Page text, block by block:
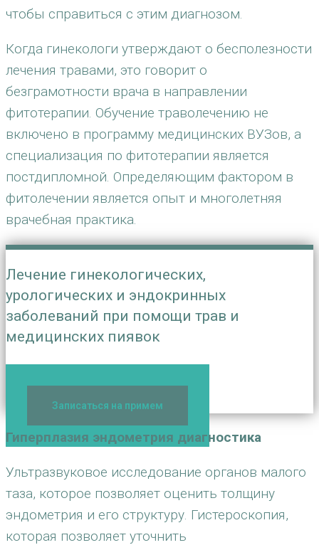
чтобы справиться с этим диагнозом.
Когда гинекологи утверждают о бесполезности
лечения травами, это говорит о
безграмотности врача в направлении
фитотерапии. Обучение траволечению не
включено в программу медицинских ВУЗов, а
специализация по фитотерапии является
постдипломной. Определяющим фактором в
фитолечении является опыт и многолетняя
врачебная практика.
Лечение гинекологических,
урологических и эндокринных
заболеваний при помощи трав и
медицинских пиявок
Записаться на примем
Гиперплазия эндометрия диагностика
Ультразвуковое исследование органов малого
таза, которое позволяет оценить толщину
эндометрия и его структуру. Гистероскопия,
которая позволяет уточнить